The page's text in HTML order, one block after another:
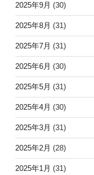
2025年9月 (30)
2025年8月 (31)
2025年7月 (31)
2025年6月 (30)
2025年5月 (31)
2025年4月 (30)
2025年3月 (31)
2025年2月 (28)
2025年1月 (31)